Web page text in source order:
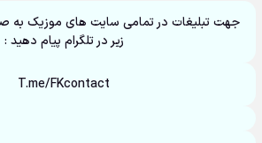
جهت تبلیغات در تمامی سایت های موزیک به
زیر در تلگرام پیام دهید :
T.me/FKcontact